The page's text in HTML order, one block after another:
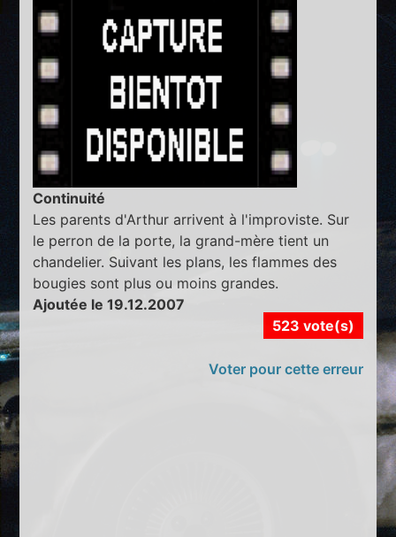
Continuité
Les parents d'Arthur arrivent à l'improviste. Sur
le perron de la porte, la grand-mère tient un
chandelier. Suivant les plans, les flammes des
bougies sont plus ou moins grandes.
Ajoutée le 19.12.2007
523 vote(s)
Voter pour cette erreur